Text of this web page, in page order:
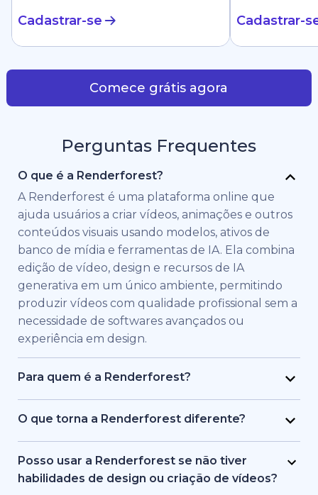
Cadastrar-se Cadastrar-
Comece grátis agora
Perguntas Frequentes
O que é a Renderforest?
A Renderforest é uma plataforma online que
ajuda usuários a criar vídeos, animações e outros
conteúdos visuais usando modelos, ativos de
banco de mídia e ferramentas de IA. Ela combina
edição de vídeo, design e recursos de IA
generativa em um único ambiente, permitindo
produzir vídeos com qualidade profissional sem a
necessidade de softwares avançados ou
experiência em design.
Para quem é a Renderforest?
A Renderforest foi criada para indivíduos e
equipes que precisam de vídeos de alta
empresas, equipes de RH, freelancers e criadores
de conteúdo que desejam produzir vídeos de
O que torna a Renderforest diferente?
A Renderforest combina múltiplos modelos de IA
e geração de vídeo em uma única plataforma. Os
usuários podem criar, editar e exportar vídeos de
Posso usar a Renderforest se não tiver
habilidades de design ou criação de vídeos?